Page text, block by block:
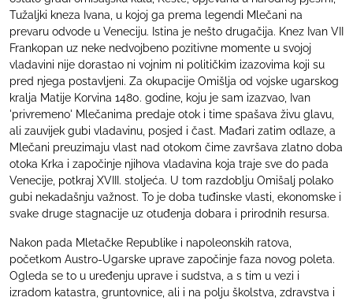
Tužaljki kneza Ivana, u kojoj ga prema legendi Mlečani na
prevaru odvode u Veneciju. Istina je nešto drugačija. Knez Ivan VII
Frankopan uz neke nedvojbeno pozitivne momente u svojoj
vladavini nije dorastao ni vojnim ni političkim izazovima koji su
pred njega postavljeni. Za okupacije Omišlja od vojske ugarskog
kralja Matije Korvina 1480. godine, koju je sam izazvao, Ivan
'privremeno' Mlečanima predaje otok i time spašava živu glavu,
ali zauvijek gubi vladavinu, posjed i čast. Mađari zatim odlaze, a
Mlečani preuzimaju vlast nad otokom čime završava zlatno doba
otoka Krka i započinje njihova vladavina koja traje sve do pada
Venecije, potkraj XVIII. stoljeća. U tom razdoblju Omišalj polako
gubi nekadašnju važnost. To je doba tuđinske vlasti, ekonomske i
svake druge stagnacije uz otuđenja dobara i prirodnih resursa.
Nakon pada Mletačke Republike i napoleonskih ratova,
početkom Austro-Ugarske uprave započinje faza novog poleta.
Ogleda se to u uređenju uprave i sudstva, a s tim u vezi i
izradom katastra, gruntovnice, ali i na polju školstva, zdravstva i